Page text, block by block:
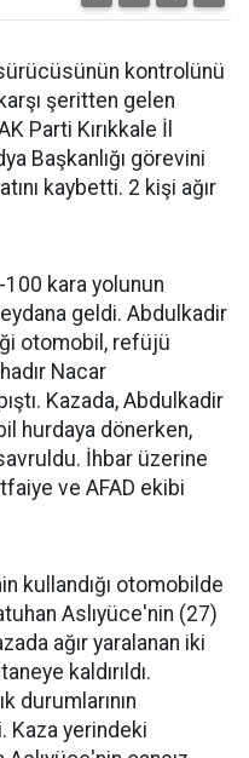
kontrolünü
şeritten gelen
Parti Kırıkkale İl
Başkanlığı görevini
kaybetti. 2 kişi ağır
100 kara yolunun
geldi. Abdulkadir
otomobil, refüjü
Nacar
Kazada, Abdulkadir
hurdaya dönerken,
İhbar üzerine
ve AFAD ekibi
kullandığı otomobilde
Aslıyüce'nin (27)
ağır yaralanan iki
kaldırıldı.
durumlarının
Kaza yerindeki